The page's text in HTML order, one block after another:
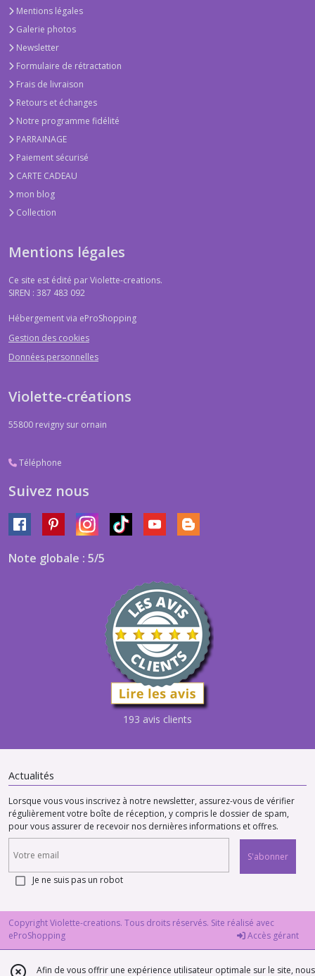
Mentions légales
Galerie photos
Newsletter
Formulaire de rétractation
Frais de livraison
Retours et échanges
Notre programme fidélité
PARRAINAGE
Paiement sécurisé
CARTE CADEAU
mon blog
Collection
Mentions légales
Ce site est édité par Violette-creations.
SIREN : 387 483 092
Hébergement via eProShopping
Gestion des cookies
Données personnelles
Violette-créations
55800 revigny sur ornain
Téléphone
Suivez nous
Note globale : 5/5
193 avis clients
Actualités
Lorsque vous vous inscrivez à notre newsletter, assurez-vous de vérifier
régulièrement votre boîte de réception, y compris le dossier de spam,
pour vous assurer de recevoir nos dernières informations et offres.
S'abonner
Je ne suis pas un robot
Copyright Violette-creations. Tous droits réservés. Site réalisé avec
eProShopping
Accès gérant
Afin de vous offrir une expérience utilisateur optimale sur le site, nous